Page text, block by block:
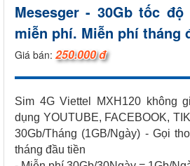
Mesesger - 30Gb tốc
miễn phí. Miễn phí tháng
Giá bán: 250.000 đ
Sim 4G Viettel MXH120 không
dụng YOUTUBE, FACEBOOK,
30Gb/Tháng (1GB/Ngày) - Gọi
tháng đầu tiền